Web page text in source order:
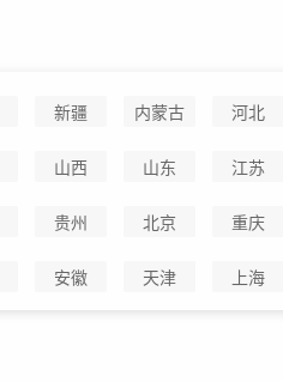
新疆 内蒙古 河北
山西 山东 江苏
贵州 北京 重庆
安徽 天津 上海